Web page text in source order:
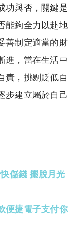
功與否，關鍵是
能夠全力以赴地
善制定適當的財
進，當在生活中
責，挑剔貶低自
步建立屬於自己
儲錢 擺脫月光
便捷電子支付你